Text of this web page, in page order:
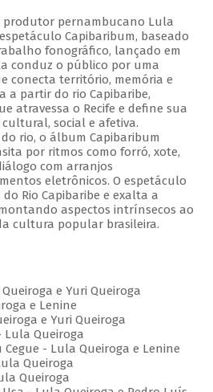
produtor pernambucano Lula
Capibaribum, baseado
fonográfico, lançado em
conduz o público por uma
conecta território, memória e
a partir do rio Capibaribe,
atravessa o Recife e define sua
social e afetiva.
rio, o álbum Capibaribum
por ritmos como forró, xote,
com arranjos
eletrônicos. O espetáculo
Rio Capibaribe e exalta a
aspectos intrínsecos ao
cultura popular brasileira.
e Yuri Queiroga
e Lenine
e Yuri Queiroga
Lula Queiroga
Cegue - Lula Queiroga e Lenine
Queiroga
Queiroga